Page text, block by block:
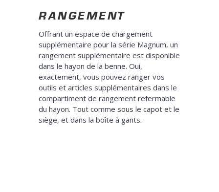
RANGEMENT
Offrant un espace de chargement
supplémentaire pour la série Magnum, un
rangement supplémentaire est disponible
dans le hayon de la benne. Oui,
exactement, vous pouvez ranger vos
outils et articles supplémentaires dans le
compartiment de rangement refermable
du hayon. Tout comme sous le capot et le
siège, et dans la boîte à gants.